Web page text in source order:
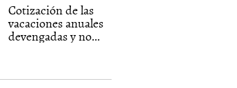
Cotización de las
vacaciones anuales
devengadas y no...